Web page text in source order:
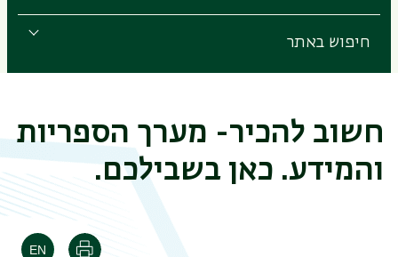
חיפוש באתר
חשוב להכיר- מערך הספריות
והמידע. כאן בשבילכם.